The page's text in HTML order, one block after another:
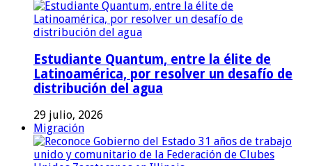
Estudiante Quantum, entre la élite de
Latinoamérica, por resolver un desafío de
distribución del agua
29 julio, 2026
Migración